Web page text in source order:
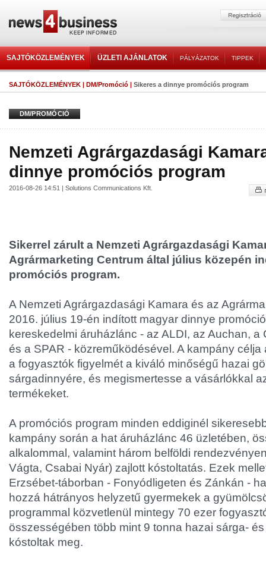
SAJTÓKÖZLEMÉNYEK ÜZLETI AJÁNLATOK PÁLYÁZATOK TIPPEK
SAJTÓKÖZLEMÉNYEK | DM/Promóció | Sikeres a dinnye promóciós program
DM/PROMÓCIÓ
Nemzeti Agrárgazdasági
dinnye promóciós program
2016-08-26 14:51 | Solutions Communications Kft.
Sikerrel zárult a Nemzeti Agrárgazdasági
Agrármarketing Centrum által július közepén
promóciós program.
A Nemzeti Agrárgazdasági Kamara és az
2016. július 19-én indított magyar dinnye
kereskedelmi áruházlánc - az ALDI, az Auchan, a
és a SPAR - közreműködésével. A kampány
a fogyasztók figyelmét a kiváló minőségű hazai
sárgadinnyére, és megismertesse a vásárlókkal
termékeket.
A promóciós program minden eddiginél
kampány során a hat áruházlánc 46 üzletében,
alkalommal, valamint három belföldi
Vágta, Csabai Nyár) zajlott kóstoltatás. Ezek
Erzsébet-táborban - Fonyódligeten és Zánkán -
hozzá hátrányos helyzetű gyermekek a
programmal közvetlenül mintegy 70 ezer
összességében több mint 9 tonna hazai sárga-
kóstoltak meg.